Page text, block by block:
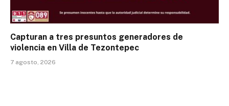
Capturan a tres presuntos generadores de
violencia en Villa de Tezontepec
7 agosto, 2026